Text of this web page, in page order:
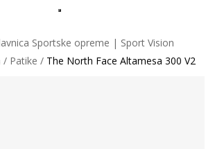
Sportske opreme | Sport Vision
Patike The North Face Altamesa 300 V2